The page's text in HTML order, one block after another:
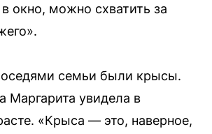
окно, можно схватить за
семьи были крысы.
Маргарита увидела в
«Крыса — это, наверное,